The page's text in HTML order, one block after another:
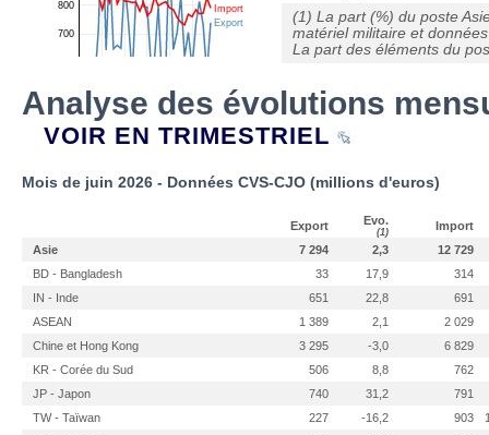
(1) La part (%) du poste
matériel militaire et
La part des éléments du
Analyse des évolutions
VOIR EN TRIMESTRIEL
Mois de juin 2026 - Données CVS-CJO (millions d'euros)
Export Evo.
(1) Import
Asie 7 294 2,3
12 729
BD - Bangladesh
33 17,9
314
IN - Inde
651 22,8
691
ASEAN
1 389 2,1
2 029
Chine et Hong Kong
3 295 -3,0
6 829
KR - Corée du Sud
506 8,8
762
JP - Japon
740 31,2
791
TW - Taïwan
227 -16,2 903